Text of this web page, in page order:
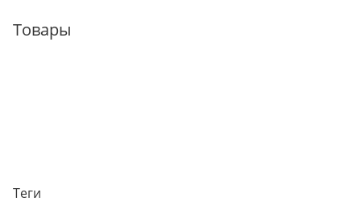
Товары
Теги